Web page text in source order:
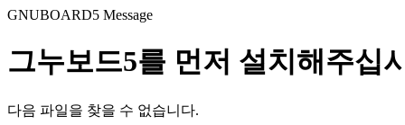
GNUBOARD5 Message
그누보드5를 먼저 설치해주십
다음 파일을 찾을 수 없습니다.